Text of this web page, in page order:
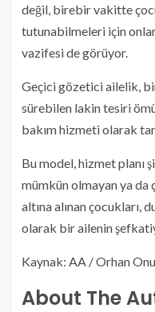
değil, birebir vakitte
tutunabilmeleri için
vazifesi de görüyor.
Geçici gözetici ailelik,
sürebilen lakin tesiri
bakım hizmeti olarak
Bu model, hizmet planı
mümkün olmayan ya da
altına alınan çocukları,
olarak bir ailenin
Kaynak: AA / Orhan
About The